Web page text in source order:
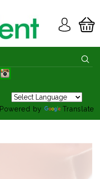
Powered by Translate